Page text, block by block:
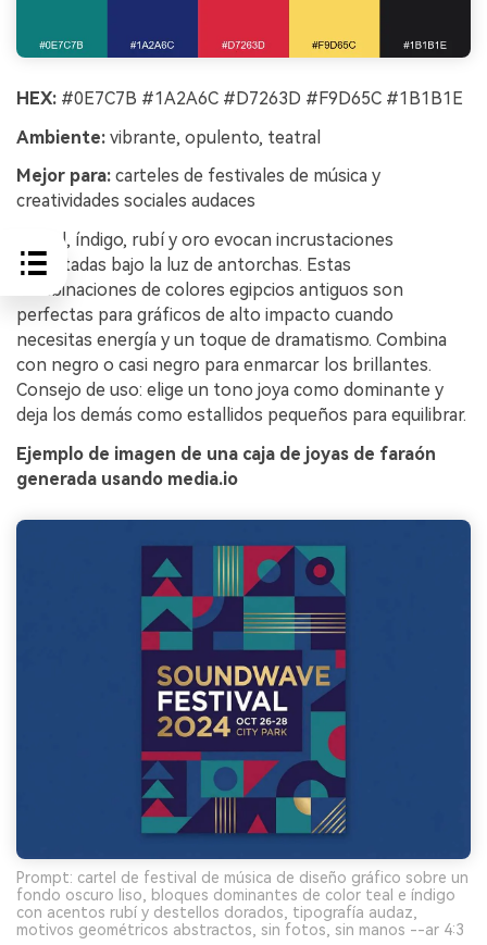
HEX: #0E7C7B #1A2A6C #D7263D #F9D65C #1B1B1E
Ambiente: vibrante, opulento, teatral
Mejor para: carteles de festivales de música y
creatividades sociales audaces
El teal, índigo, rubí y oro evocan incrustaciones
esmaltadas bajo la luz de antorchas. Estas
combinaciones de colores egipcios antiguos son
perfectas para gráficos de alto impacto cuando
necesitas energía y un toque de dramatismo. Combina
con negro o casi negro para enmarcar los brillantes.
Consejo de uso: elige un tono joya como dominante y
deja los demás como estallidos pequeños para equilibrar.
Ejemplo de imagen de una caja de joyas de faraón
generada usando media.io
Prompt: cartel de festival de música de diseño gráfico sobre un
fondo oscuro liso, bloques dominantes de color teal e índigo
con acentos rubí y destellos dorados, tipografía audaz,
motivos geométricos abstractos, sin fotos, sin manos --ar 4:3